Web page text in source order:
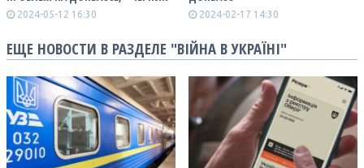
2024-05-12 16:30 2024-02-17 14:30
ЕЩЕ НОВОСТИ В РАЗДЕЛЕ "ВІЙНА В УКРАЇНІ"